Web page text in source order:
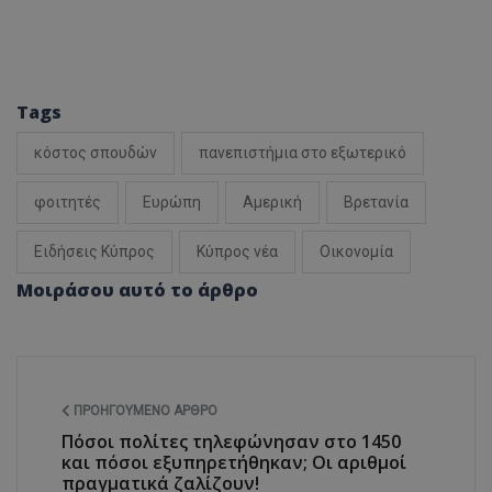
Tags
κόστος σπουδών πανεπιστήμια στο εξωτερικό
φοιτητές Ευρώπη Αμερική Βρετανία
Ειδήσεις Κύπρος Κύπρος νέα Οικονομία
Μοιράσου αυτό το άρθρο
ΠΡΟΗΓΟΎΜΕΝΟ ΆΡΘΡΟ
Πόσοι πολίτες τηλεφώνησαν στο 1450
και πόσοι εξυπηρετήθηκαν; Οι αριθμοί
πραγματικά ζαλίζουν!